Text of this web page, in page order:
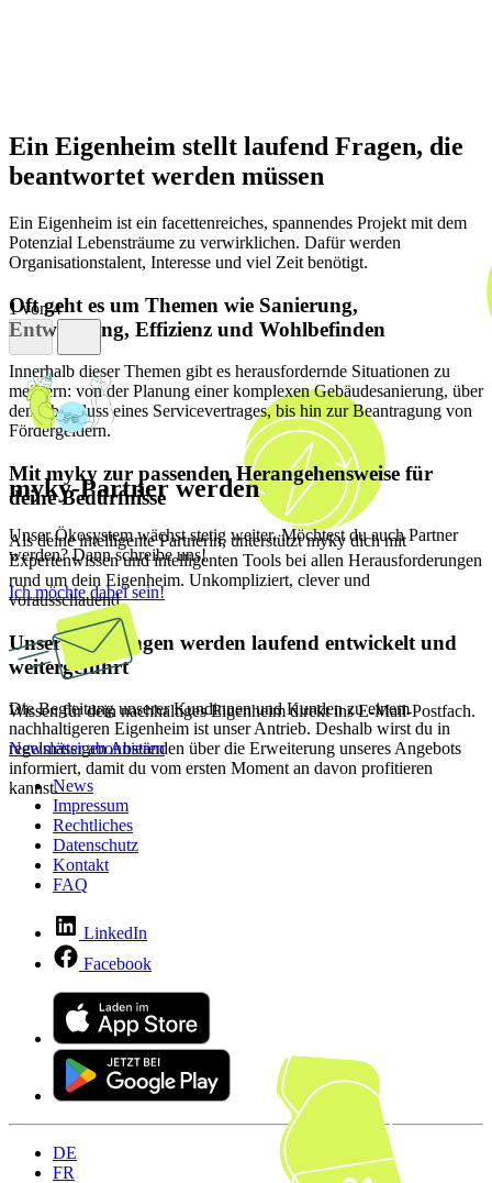
Ein Eigenheim stellt laufend Fragen, die
beantwortet werden müssen
Ein Eigenheim ist ein facettenreiches, spannendes Projekt mit dem
Potenzial Lebensträume zu verwirklichen. Dafür werden
Organisationstalent, Interesse und viel Zeit benötigt.
Oft geht es um Themen wie Sanierung,
Entwicklung, Effizienz und Wohlbefinden
Innerhalb dieser Themen gibt es herausfordernde Situationen zu
meistern: von der Planung einer komplexen Gebäudesanierung, über
den Abschluss eines Servicevertrages, bis hin zur Beantragung von
Fördergeldern.
Mit myky zur passenden Herangehensweise für
deine Bedürfnisse
Als deine intelligente Partnerin, unterstützt myky dich mit
Expertenwissen und intelligenten Tools bei allen Herausforderungen
rund um dein Eigenheim. Unkompliziert, clever und
vorausschauend.
Unsere Leistungen werden laufend entwickelt und
weitergeführt
Die Begleitung unserer Kundinnen und Kunden zu einem
nachhaltigeren Eigenheim ist unser Antrieb. Deshalb wirst du in
regelmässigen Abständen über die Erweiterung unseres Angebots
informiert, damit du vom ersten Moment an davon profitieren
kannst.
1von 4
myky-Partner werden
Unser Ökosystem wächst stetig weiter. Möchtest du auch Partner
werden? Dann schreibe uns!
Ich möchte dabei sein!
Wissen für dein nachhaltiges Eigenheim direkt ins E-Mail-Postfach.
Newsletter abonnieren
News
Impressum
Rechtliches
Datenschutz
Kontakt
FAQ
LinkedIn
Facebook
DE
FR